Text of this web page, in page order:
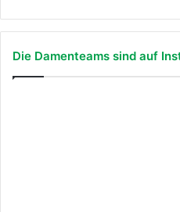
Die Damenteams sind auf